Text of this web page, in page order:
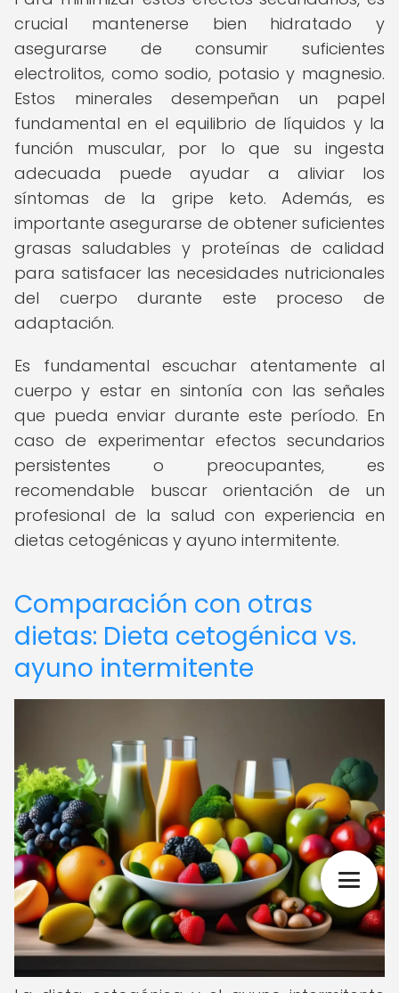
crucial mantenerse bien hidratado y
asegurarse de consumir suficientes
electrolitos, como sodio, potasio y magnesio.
Estos minerales desempeñan un papel
fundamental en el equilibrio de líquidos y la
función muscular, por lo que su ingesta
adecuada puede ayudar a aliviar los
síntomas de la gripe keto. Además, es
importante asegurarse de obtener suficientes
grasas saludables y proteínas de calidad
para satisfacer las necesidades nutricionales
del cuerpo durante este proceso de
adaptación.
Es fundamental escuchar atentamente al
cuerpo y estar en sintonía con las señales
que pueda enviar durante este período. En
caso de experimentar efectos secundarios
persistentes o preocupantes, es
recomendable buscar orientación de un
profesional de la salud con experiencia en
dietas cetogénicas y ayuno intermitente.
Comparación con otras
dietas: Dieta cetogénica vs.
ayuno intermitente